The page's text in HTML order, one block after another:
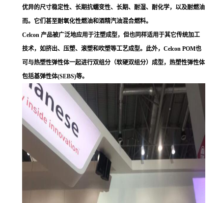
优异的尺寸稳定性、长期抗蠕变性、长期、耐湿、耐化学，以及耐燃油
而。它们甚至耐氧化性燃油和酒精汽油混合燃料。
Celcon 产品被广泛地应用于注塑成型，但也同样适用于其它传统加工
技术，如挤出、压塑、滚塑和吹塑等工艺成型。此外，Celcon POM也
可与热塑性弹性体一起进行双组分（软硬双组分）成型，热塑性弹性体
包括基弹性体(SEBS)等。